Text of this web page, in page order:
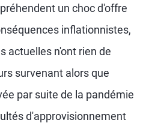
un choc d'offre
inflationnistes,
actuelles n'ont rien de
survenant alors que
par suite de la pandémie
d'approvisionnement